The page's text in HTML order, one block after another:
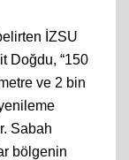
İZSU
Doğdu, “150
ve 2 bin
Sabah
bölgenin